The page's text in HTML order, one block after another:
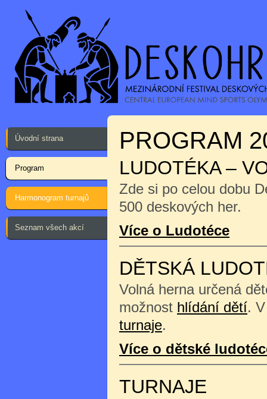
Úvodní strana
Program
Harmonogram turnajů
Seznam všech akcí
PROGRAM
LUDOTÉKA –
Zde si po celou dobu
500 deskových her.
Více o Ludotéce
DĚTSKÁ
Volná herna určená
možnost hlídání dětí.
turnaje.
Více o dětské
TURNAJE